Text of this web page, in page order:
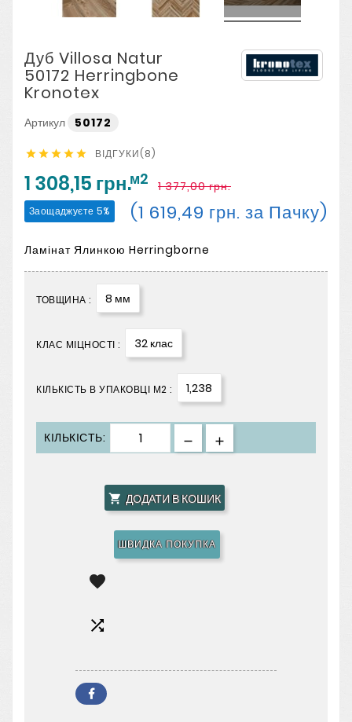
Дуб Villosa Natur
50172 Herringbone
Kronotex
Артикул 50172
     ВІДГУКИ(8)
1 308,15 грн.м2 1 377,00 грн.
Заощаджуєте 5% (1 619,49 грн. за Пачку)
Ламінат Ялинкою Herringborne
ТОВЩИНА : 8 мм
КЛАС МІЦНОСТІ : 32 клас
КІЛЬКІСТЬ В УПАКОВЦІ М2 : 1,238
КІЛЬКІСТЬ:
 ДОДАТИ В КОШИК
ШВИДКА ПОКУПКА

